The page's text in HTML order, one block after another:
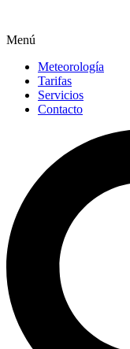
Menú
Meteorología
Tarifas
Servicios
Contacto